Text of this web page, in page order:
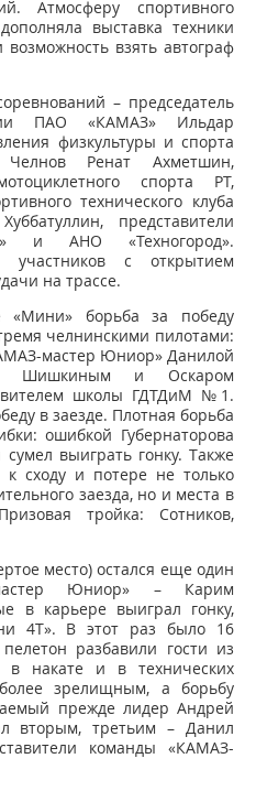
Атмосферу спортивного
выставка техники
взять автограф
– председатель
ПАО «КАМАЗ» Ильдар
физкультуры и спорта
Ренат Ахметшин,
спорта РТ,
технического клуба
представители
и АНО «Техногород».
участников с открытием
на трассе.
борьба за победу
челнинскими пилотами:
мастер Юниор» Данилой
Шишкиным и Оскаром
школы ГДТДиМ №1.
в заезде. Плотная борьба
ошибкой Губернаторова
выиграть гонку. Также
сходу и потере не только
заезда, но и места в
тройка: Сотников,
место) остался еще один
мастер Юниор» – Карим
в карьере выиграл гонку,
4Т». В этот раз было 16
разбавили гости из
в накате и в технических
зрелищным, а борьбу
прежде лидер Андрей
вторым, третьим – Данил
команды «КАМАЗ-